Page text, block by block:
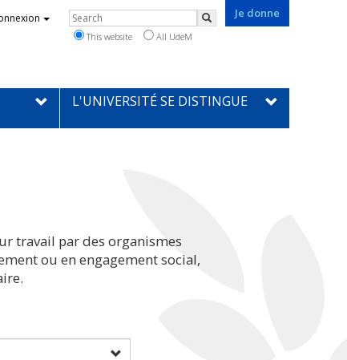
Je donne
Rechercher
Search
This website All UdeM
L'UNIVERSITÉ SE DISTINGUE
travail par des organismes
ou en engagement social,